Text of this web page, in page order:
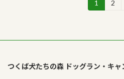
の
ー
固
定
ジ
1
固
ジ
2
つくば犬たちの森 ドッグラン・キャ